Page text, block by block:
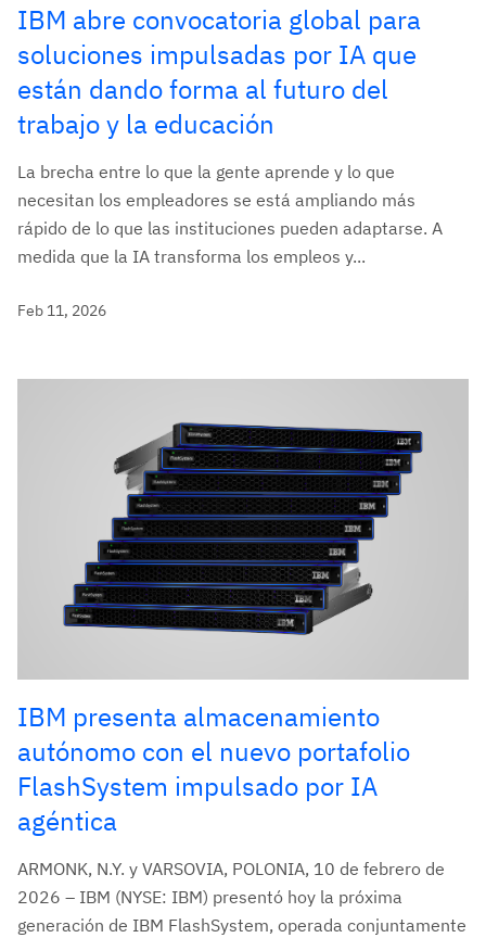
IBM abre convocatoria global para
soluciones impulsadas por IA que
están dando forma al futuro del
trabajo y la educación
La brecha entre lo que la gente aprende y lo que
necesitan los empleadores se está ampliando más
rápido de lo que las instituciones pueden adaptarse. A
medida que la IA transforma los empleos y...
Feb 11, 2026
IBM presenta almacenamiento
autónomo con el nuevo portafolio
FlashSystem impulsado por IA
agéntica
ARMONK, N.Y. y VARSOVIA, POLONIA, 10 de febrero de
2026 – IBM (NYSE: IBM) presentó hoy la próxima
generación de IBM FlashSystem, operada conjuntamente